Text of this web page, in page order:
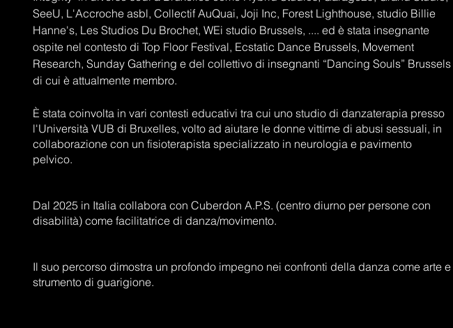
SeeU, L'Accroche asbl, Collectif AuQuai, Joji Inc, Forest Lighthouse, studio Billie
Hanne's, Les Studios Du Brochet, WEi studio Brussels, .... ed è stata insegnante
ospite nel contesto di Top Floor Festival, Ecstatic Dance Brussels, Movement
Research, Sunday Gathering e del collettivo di insegnanti “Dancing Souls” Brussels
di cui è attualmente membro.
È stata coinvolta in vari contesti educativi tra cui uno studio di danzaterapia presso
l'Università VUB di Bruxelles, volto ad aiutare le donne vittime di abusi sessuali, in
collaborazione con un fisioterapista specializzato in neurologia e pavimento
pelvico.
Dal 2025 in Italia collabora con Cuberdon A.P.S. (centro diurno per persone con
disabilità) come facilitatrice di danza/movimento.
Il suo percorso dimostra un profondo impegno nei confronti della danza come arte e
strumento di guarigione.